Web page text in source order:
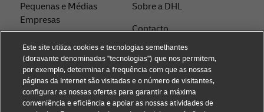
Pequenas e Médias
Empresas
E-Commerce
B2B
Logística
Notícias & Insights
Sobre a DHL
Contacto
Comunicados de
Imprensa
Sustentabilidade
Aviso Legal
Este site utiliza cookies e tecnologias semelhantes
(doravante denominadas "tecnologias") que nos permitem,
por exemplo, determinar a frequência com que as nossas
páginas da Internet são visitadas e o número de visitantes,
configurar as nossas ofertas para garantir a máxima
conveniência e eficiência e apoiar as nossas atividades de